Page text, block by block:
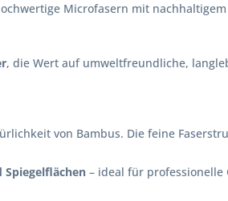
Microfasern mit
, die Wert auf umweltfreundliche,
von Bambus. Die feine
Spiegelflächen – ideal für